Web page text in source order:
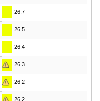
26.7
26.5
26.4
26.3
26.2
26.2